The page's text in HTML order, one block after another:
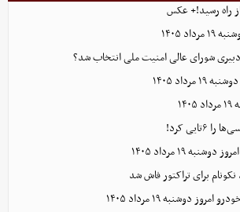
راه رسید!+ عکس
۱۴۰۵
شورای عالی امنیت ملی انتخاب شد؟
۱۴۰۵
کرد!
۱۹ مرداد ۱۴۰۵
برای تراکتور فاش شد
دوشنبه ۱۹ مرداد ۱۴۰۵